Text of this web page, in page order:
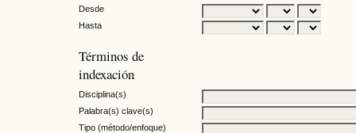
Desde
Hasta
Términos de
indexación
Disciplina(s)
Palabra(s) clave(s)
Tipo (método/enfoque)